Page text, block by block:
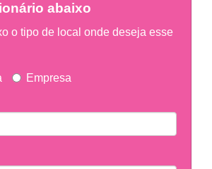
abaixo
o tipo de local onde deseja esse
Empresa